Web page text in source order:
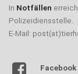
In Notfällen
Polizeidiensstelle.
E-Mail:
Facebook